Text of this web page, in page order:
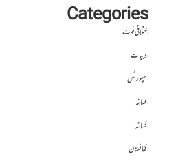
Categories
اختلافی نوٹ
ادبیات
اسپورٹس
افسانہ
افسانہ
افغانستان